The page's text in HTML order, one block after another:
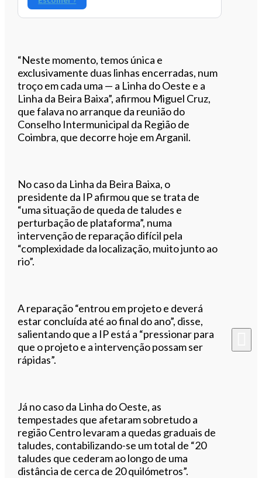
“Neste momento, temos única e
exclusivamente duas linhas encerradas, num
troço em cada uma — a Linha do Oeste e a
Linha da Beira Baixa”, afirmou Miguel Cruz,
que falava no arranque da reunião do
Conselho Intermunicipal da Região de
Coimbra, que decorre hoje em Arganil.
No caso da Linha da Beira Baixa, o
presidente da IP afirmou que se trata de
“uma situação de queda de taludes e
perturbação de plataforma”, numa
intervenção de reparação difícil pela
“complexidade da localização, muito junto ao
rio”.
A reparação “entrou em projeto e deverá
estar concluída até ao final do ano”, disse,
salientando que a IP está a “pressionar para
que o projeto e a intervenção possam ser
rápidas”.
Já no caso da Linha do Oeste, as
tempestades que afetaram sobretudo a
região Centro levaram a quedas graduais de
taludes, contabilizando-se um total de “20
taludes que cederam ao longo de uma
distância de cerca de 20 quilómetros”.